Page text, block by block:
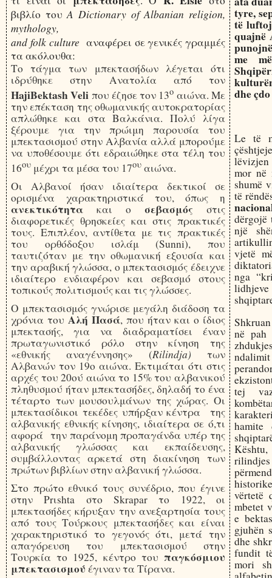
βιβλίο τουA Dictionary of Albanian religion,
mythology,
and folk culture αναφέρει σε γενικές γραμμές
τα ακόλουθα:
Το τάγμα των μπεκτασήδων λέγεται ότι
ιδρύθηκε στην Ανατολία από τον
HajiBektash Veli που έζησε τον 13ο αιώνα. Με
την επέκταση της οθωμανικής αυτοκρατορίας
απλώθηκε και στα Βαλκάνια. Πολύ λίγα
ξέρουμε για την πρώιμη παρουσία του
μπεκτασισμού στην Αλβανία αλλά μπορούμε
να υποθέσουμε ότι εδραιώθηκε στα τέλη του
16ου μέχρι τα μέσα του 17ου αιώνα.
Οι Αλβανοί ήσαν ιδιαίτερα δεκτικοί σε
ορισμένα χαρακτηριστικά του, όπως
η
ανεκτικότητα και ο σεβασμός στις
διαφορετικές θρησκείες και στις πρακτικές
τους. Επιπλέον, αντίθετα με τις πρακτικές
του ορθόδοξου ισλάμ (Sunni), που
ταυτιζόταν με την οθωμανική εξουσία και
την αραβική γλώσσα, ο μπεκτασισμός έδειχνε
ιδιαίτερο ενδιαφέρον και σεβασμό στους
τοπικούς πολιτισμούς και τις γλώσσες.
Ο μπεκτασισμός γνώρισε μεγάλη διάδοση τα
χρόνια τουΑλή Πασά, που ήταν και ο ίδιος
μπεκτασής, για να διαδραματίσει έναν
πρωταγωνιστικό ρόλο στην κίνηση της
«εθνικής αναγέννησης» (Rilindja) των
Αλβανών τον 19ο αιώνα. Εκτιμάται ότι στις
αρχές του 20ού αιώνα το 15% του αλβανικού
πληθυσμού ήταν μπεκτασήδες, δηλαδή το ένα
τέταρτο των μουσουλμάνων της χώρας. Οι
μπεκτασίδικοι τεκέδες υπήρξαν κέντρα της
αλβανικής εθνικής κίνησης, ιδιαίτερα σε ό,τι
αφορά την παράνομη προπαγάνδα υπέρ της
αλβανικής γλώσσας και εκπαίδευσης,
συμβάλλοντας αρκετά στη διακίνηση των
πρώτων βιβλίων στην αλβανική γλώσσα.
Στο πρώτο εθνικό τους συνέδριο, που έγινε
στην Prιshta στο Skrapar το 1922, οι
μπεκτασήδες κήρυξαν την ανεξαρτησία τους
από τους Τούρκους μπεκτασήδες και είναι
χαρακτηριστικό το γεγονός ότι, μετά την
απαγόρευση του μπεκτασισμού στην
Τουρκία το 1925, κέντρο του παγκόσμιου
μπεκτασισμού έγιναν τα Τίρανα.
tyre,
të
quajnë
me
dhe
Le të
lëvizjen
mor në
shumë
të
dërgojë
një
vjetë
nga
në
tej
vërtetë
mbetet
e
gjuhën
dhe
fundit
mori